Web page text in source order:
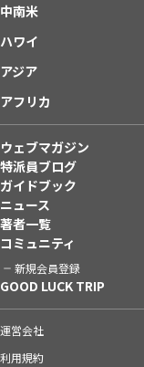
中南米
ハワイ
アジア
アフリカ
ウェブマガジン
特派員ブログ
ガイドブック
ニュース
著者一覧
コミュニティ
新規会員登録
GOOD LUCK TRIP
運営会社
利用規約